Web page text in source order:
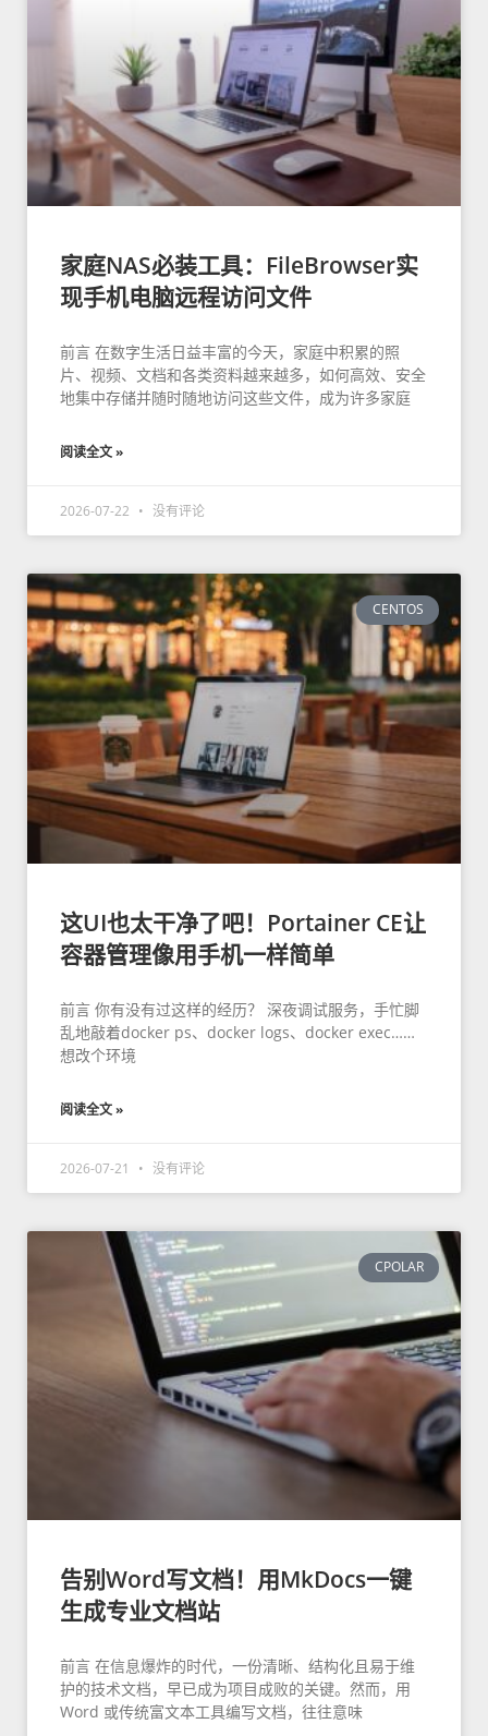
家庭NAS必装工具：FileBrowser实
现手机电脑远程访问文件
前言 在数字生活日益丰富的今天，家庭中积累的照
片、视频、文档和各类资料越来越多，如何高效、安全
地集中存储并随时随地访问这些文件，成为许多家庭
阅读全文 »
2026-07-22 没有评论
CENTOS
这UI也太干净了吧！Portainer CE让
容器管理像用手机一样简单
前言 你有没有过这样的经历？ 深夜调试服务，手忙脚
乱地敲着docker ps、docker logs、docker exec……
想改个环境
阅读全文 »
2026-07-21 没有评论
CPOLAR
告别Word写文档！用MkDocs一键
生成专业文档站
前言 在信息爆炸的时代，一份清晰、结构化且易于维
护的技术文档，早已成为项目成败的关键。然而，用
Word 或传统富文本工具编写文档，往往意味